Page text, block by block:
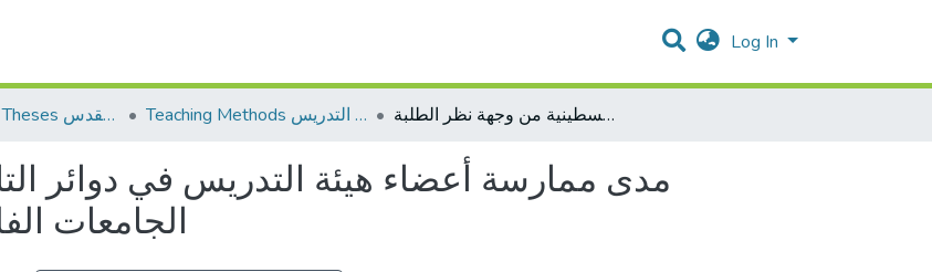
Log In
AQU Master Theses الرسائل الجامعية الخاصة بجامعة القدس Teaching Methods أساليب التدريس مدى ممارسة أعضاء هيئة التدريس في دوائر التاريخ لمهارات الفكير الناقد في الجامعات الفلسطينية من وجهة نظر الطلبة
مدى ممارسة أعضاء هيئة التدريس في دوائر
الجامعات